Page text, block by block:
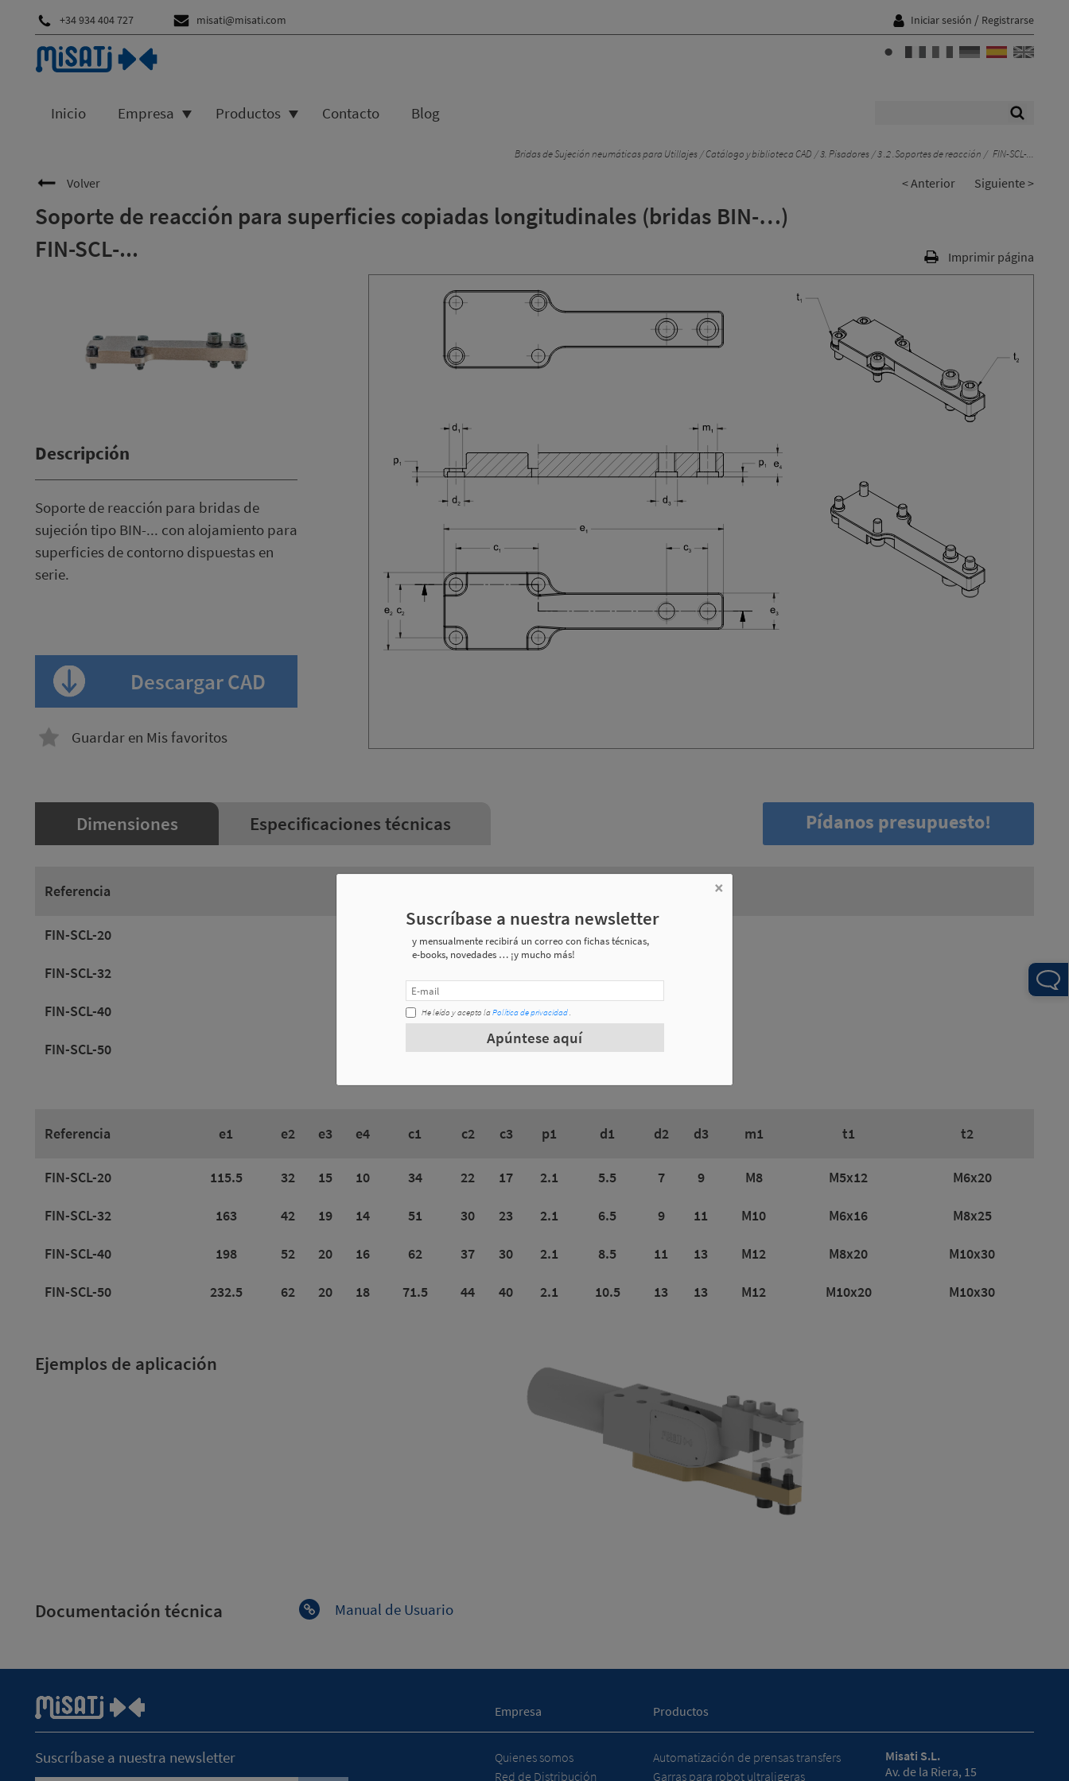
+34 934 404 727 misati@misati.com Iniciar sesión / Registrarse
Inicio Empresa Productos Contacto Blog
Bridas de Sujeción neumáticas para Utillajes Catálogo y biblioteca CAD 3. Pisadores 3 .2 .Soportes de reacción FIN-SCL-...
Volver < Anterior Siguiente >
Soporte de reacción para superficies copiadas longitudinales (bridas BIN-…)
FIN-SCL-...
Imprimir página
Descripción
Soporte de reacción para bridas de
sujeción tipo BIN-... con alojamiento para
superficies de contorno dispuestas en
serie.
Descargar CAD
Guardar en Mis favoritos
Dimensiones Especificaciones técnicas Pídanos presupuesto!
Referencia
FIN-SCL-20 0,202 kg
FIN-SCL-32
FIN-SCL-40
FIN-SCL-50 1,058 kg
Referencia e1 e2 e3 e4 c1 c2 c3 p1 d1 d2 d3 m1 t1 t2
FIN-SCL-20 115.5 32 15 10 34 22 17 2.1 5.5 7 9 M8 M5x12 M6x20
FIN-SCL-32 163 42 19 14 51 30 23 2.1 6.5 9 11 M10 M6x16 M8x25
FIN-SCL-40 198 52 20 16 62 37 30 2.1 8.5 11 13 M12 M8x20 M10x30
FIN-SCL-50 232.5 62 20 18 71.5 44 40 2.1 10.5 13 13 M12 M10x20 M10x30
Ejemplos de aplicación
Documentación técnica Manual de Usuario
×
Suscríbase a nuestra newsletter
y mensualmente recibirá un correo con fichas técnicas,
e-books, novedades … ¡y mucho más!
He leído y acepto laPolítica de privacidad.
Apúntese aquí
Empresa Productos
Suscríbase a nuestra newsletter
Quienes somos
Red de Distribución
Automatización de prensas transfers
Garras para robot ultraligeras
Misati S.L.
Av. de la Riera, 15